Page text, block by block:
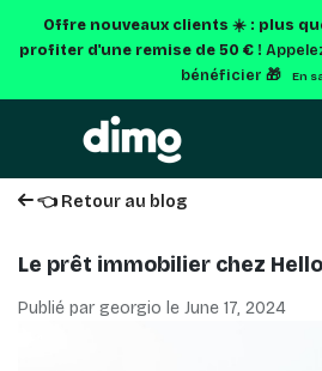
Offre nouveaux clients ☀️ : plus
profiter d'une remise de 50 € !
bénéficier 🎁
En
👈 Retour au blog
Le prêt immobilier chez
Publié par georgio le June 17, 2024